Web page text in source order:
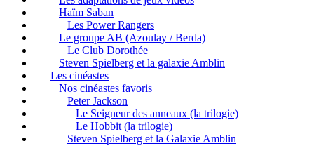
Haïm Saban
Les Power Rangers
Le groupe AB (Azoulay / Berda)
Le Club Dorothée
Steven Spielberg et la galaxie Amblin
Les cinéastes
Nos cinéastes favoris
Peter Jackson
Le Seigneur des anneaux (la trilogie)
Le Hobbit (la trilogie)
Steven Spielberg et la Galaxie Amblin